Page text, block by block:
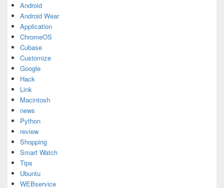
Android
Android Wear
Application
ChromeOS
Cubase
Customize
Google
Hack
Link
Macintosh
news
Python
review
Shopping
Smart Watch
Tips
Ubuntu
WEBservice